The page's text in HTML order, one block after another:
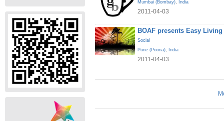
Mumbai (Bombay), India
2011-04-03
BOAF presents Easy
Social
Pune (Poona), India
2011-04-03